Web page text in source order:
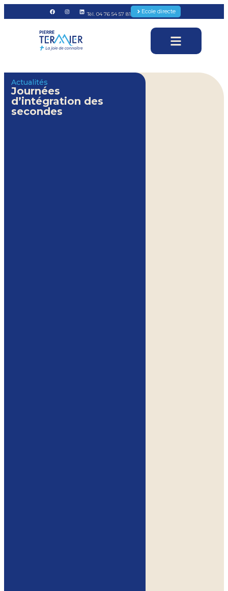
Tél. 04 76 54 57 81 Ecole directe
Actualités
Journées
d’intégration des
secondes